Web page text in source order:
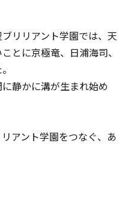
リリアント学園では、天
とに京極竜、日浦海司、
静かに溝が生まれ始め
アント学園をつなぐ、あ